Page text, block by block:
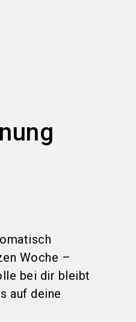
Woche –
bei dir bleibt
auf deine